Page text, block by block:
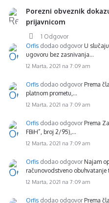
Porezni obveznik
prijavnicom
1 Odgovor
Orfis dodao odgovor U
ugovoru bez zasnivanja…
12 Marta, 2021 na 7:09 am
Orfis dodao odgovor Prema
platnom prometu,…
12 Marta, 2021 na 7:09 am
Orfis dodao odgovor Prema
FBiH”, broj 2/95),…
12 Marta, 2021 na 7:09 am
Orfis dodao odgovor Najam
računovodstveno
12 Marta, 2021 na 7:09 am
Orfis dodao odgovor Prema